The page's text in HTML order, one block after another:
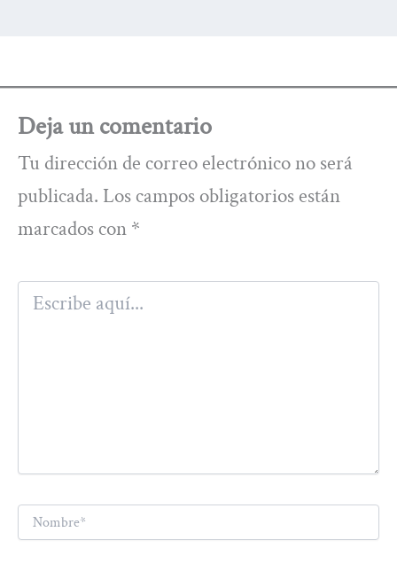
Deja un comentario
Tu dirección de correo electrónico no será
publicada. Los campos obligatorios están
marcados con *
Escribe
aquí...